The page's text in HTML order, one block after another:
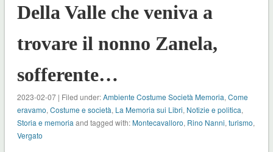
Della Valle che veniva a
trovare il nonno Zanela,
sofferente…
2023-02-07 | Filed under:Ambiente Costume Società Memoria, Come
eravamo, Costume e società, La Memoria sui Libri, Notizie e politica,
Storia e memoria and tagged with:Montecavalloro, Rino Nanni, turismo,
Vergato